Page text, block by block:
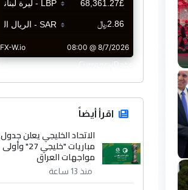
CurrencyRate
اقرأ أيضاً
الاتحاد الخليجي يعلن جدول
مباريات "خليجي 27" وأولى
مواجهات العراق
منذ 13 ساعة